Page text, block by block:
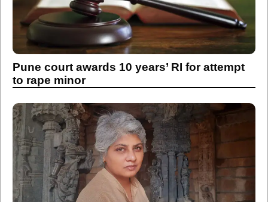
Pune court awards 10 years’ RI for attempt
to rape minor